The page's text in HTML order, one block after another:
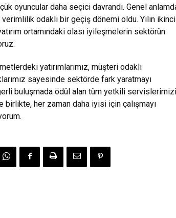
oyuncular daha seçici davrandı. Genel
odaklı bir geçiş dönemi oldu. Yılın ikinci
ortamındaki olası iyileşmelerin sektörün
yatırımlarımız, müşteri odaklı
sayesinde sektörde fark yaratmayı
buluşmada ödül alan tüm yetkili servislerimizi
birlikte, her zaman daha iyisi için çalışmayı